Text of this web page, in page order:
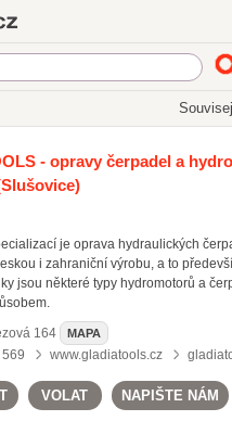
pneumatická technika
- opravy čerpadel a
je oprava hydraulických
i zahraniční výrobu, a to
jsou některé typy hydromotorů a
164 MAPA
www.gladiatools.cz
VOLAT NAPIŠTE NÁM